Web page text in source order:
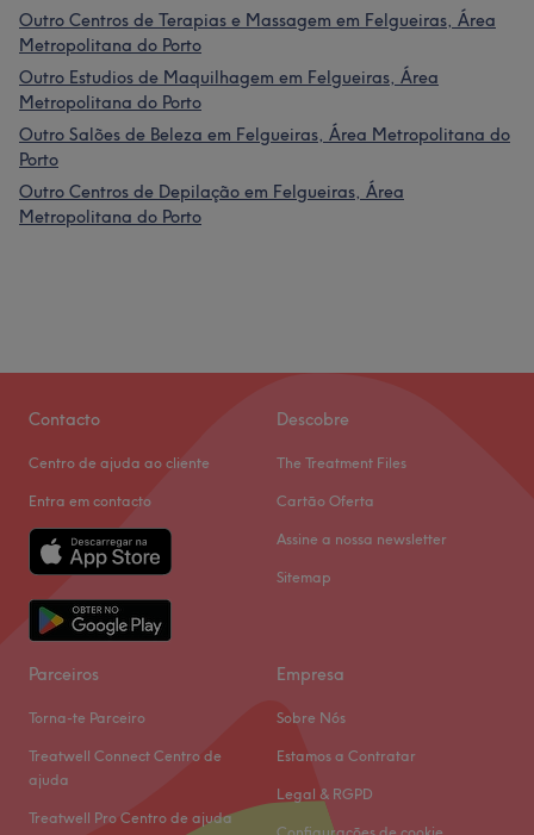
Outro Centros de Terapias e Massagem em Felgueiras, Área
Metropolitana do Porto
Outro Estudios de Maquilhagem em Felgueiras, Área
Metropolitana do Porto
Outro Salões de Beleza em Felgueiras, Área Metropolitana do
Porto
Outro Centros de Depilação em Felgueiras, Área
Metropolitana do Porto
Contacto
Centro de ajuda ao cliente
Entra em contacto
Descobre
The Treatment Files
Cartão Oferta
Assine a nossa newsletter
Sitemap
Parceiros
Torna-te Parceiro
Treatwell Connect Centro de
ajuda
Treatwell Pro Centro de ajuda
Empresa
Sobre Nós
Estamos a Contratar
Legal & RGPD